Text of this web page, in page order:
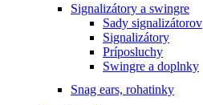
Signalizátory a swingre
Sady signalizátorov
Signalizátory
Príposluchy
Swingre a doplnky
Snag ears, rohatinky